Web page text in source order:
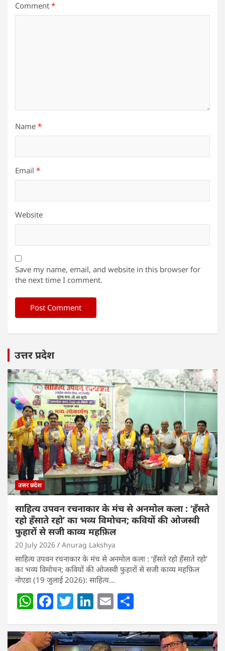
Comment *
Name *
Email *
Website
Save my name, email, and website in this browser for
the next time I comment.
उत्तर प्रदेश
उत्तर प्रदेश
साहित्य उपवन रचनाकार के मंच से अनमोल कला : ‘हॅंसते
रहो हॅंसाते रहो’ का भव्य विमोचन; कवियों की ओजस्वी
फुहारों से सजी काव्य महफ़िल
20 July 2026 Anurag Lakshya
साहित्य उपवन रचनाकार के मंच से अनमोल कला : ‘हॅंसते रहो हॅंसाते रहो’
का भव्य विमोचन; कवियों की ओजस्वी फुहारों से सजी काव्य महफ़िल
नोएडा (19 जुलाई 2026): साहित्य…
W
at
F
c
T
itt
Li
k
E
ai ar